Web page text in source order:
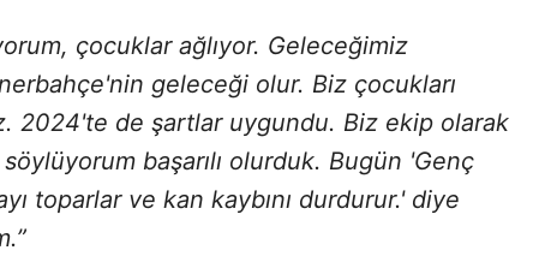
çocuklar ağlıyor. Geleceğimiz
geleceği olur. Biz çocukları
2024'te de şartlar uygundu. Biz ekip olarak
başarılı olurduk. Bugün 'Genç
toparlar ve kan kaybını durdurur.' diye